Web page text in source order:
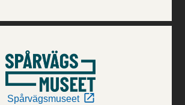
Spårvägsmuseet